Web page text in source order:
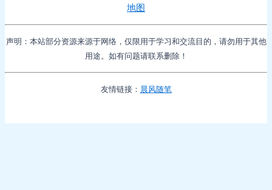
地图
声明：本站部分资源来源于网络，仅限用于学习和交流目的，请勿用于其他
用途。如有问题请联系删除！
友情链接： 晨风随笔